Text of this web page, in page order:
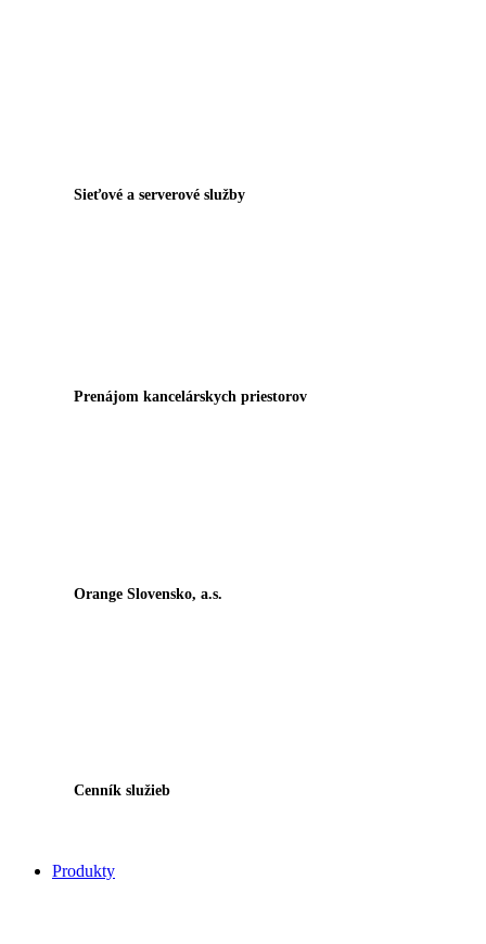
Sieťové a serverové služby
Prenájom kancelárskych priestorov
Orange Slovensko, a.s.
Cenník služieb
Produkty